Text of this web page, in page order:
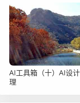
AI工具箱（十）AI设
理